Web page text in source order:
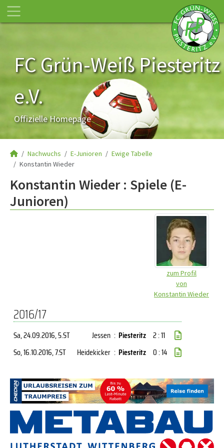
FC Grün-Weiß Piesteritz
e.V.
Offizielle Homepage
Nachwuchs E-Junioren
Ewige Tabelle
Konstantin Wieder
Konstantin Wieder : Spiele (E-
Junioren)
zum Profil
von
Konstantin Wieder
2016/17
Sa, 24.09.2016, 5.ST Jessen : Piesteritz 2 : 11
So, 16.10.2016, 7.ST Heidekicker : Piesteritz 0 : 14